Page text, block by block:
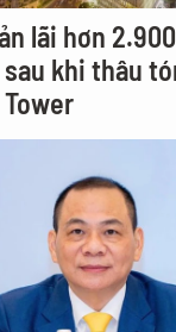
lãi hơn
khi thâu